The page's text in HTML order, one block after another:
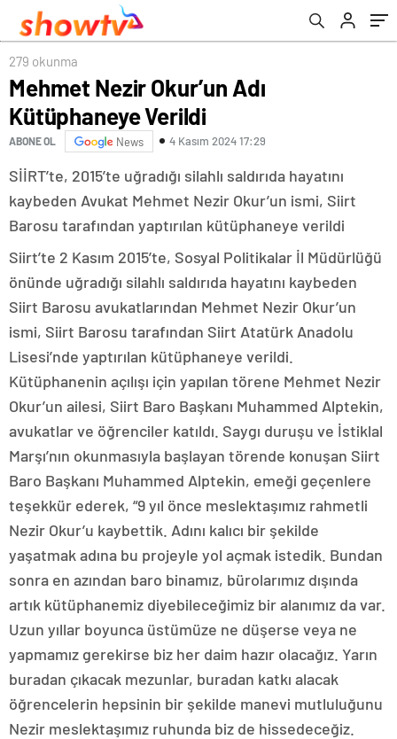
279 okunma
Mehmet Nezir Okur’un Adı
Kütüphaneye Verildi
ABONE OL News 4 Kasım 2024 17:29
SİİRT’te, 2015’te uğradığı silahlı saldırıda hayatını
kaybeden Avukat Mehmet Nezir Okur’un ismi, Siirt
Barosu tarafından yaptırılan kütüphaneye verildi
Siirt’te 2 Kasım 2015’te, Sosyal Politikalar İl Müdürlüğü
önünde uğradığı silahlı saldırıda hayatını kaybeden
Siirt Barosu avukatlarından Mehmet Nezir Okur’un
ismi, Siirt Barosu tarafından Siirt Atatürk Anadolu
Lisesi’nde yaptırılan kütüphaneye verildi.
Kütüphanenin açılışı için yapılan törene Mehmet Nezir
Okur’un ailesi, Siirt Baro Başkanı Muhammed Alptekin,
avukatlar ve öğrenciler katıldı. Saygı duruşu ve İstiklal
Marşı’nın okunmasıyla başlayan törende konuşan Siirt
Baro Başkanı Muhammed Alptekin, emeği geçenlere
teşekkür ederek, “9 yıl önce meslektaşımız rahmetli
Nezir Okur’u kaybettik. Adını kalıcı bir şekilde
yaşatmak adına bu projeyle yol açmak istedik. Bundan
sonra en azından baro binamız, bürolarımız dışında
artık kütüphanemiz diyebileceğimiz bir alanımız da var.
Uzun yıllar boyunca üstümüze ne düşerse veya ne
yapmamız gerekirse biz her daim hazır olacağız. Yarın
buradan çıkacak mezunlar, buradan katkı alacak
öğrencelerin hepsinin bir şekilde manevi mutluluğunu
Nezir meslektaşımız ruhunda biz de hissedeceğiz.